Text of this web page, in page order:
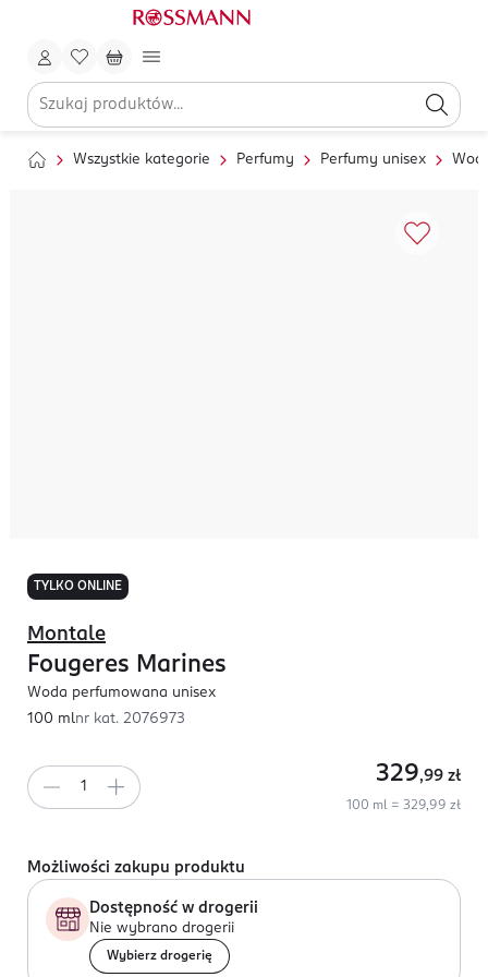
Wszystkie kategorie Perfumy Perfumy unisex
TYLKO ONLINE
Montale
Fougeres Marines
Woda perfumowana unisex
100 mlnr kat. 2076973
329,99 zł
100 ml = 329,99 zł
Możliwości zakupu produktu
Dostępność w drogerii
Nie wybrano drogerii
Wybierz drogerię